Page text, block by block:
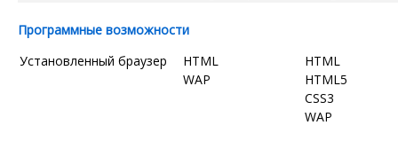
Программные возможности
Установленный браузер
HTML
WAP
HTML
HTML5
CSS3
WAP